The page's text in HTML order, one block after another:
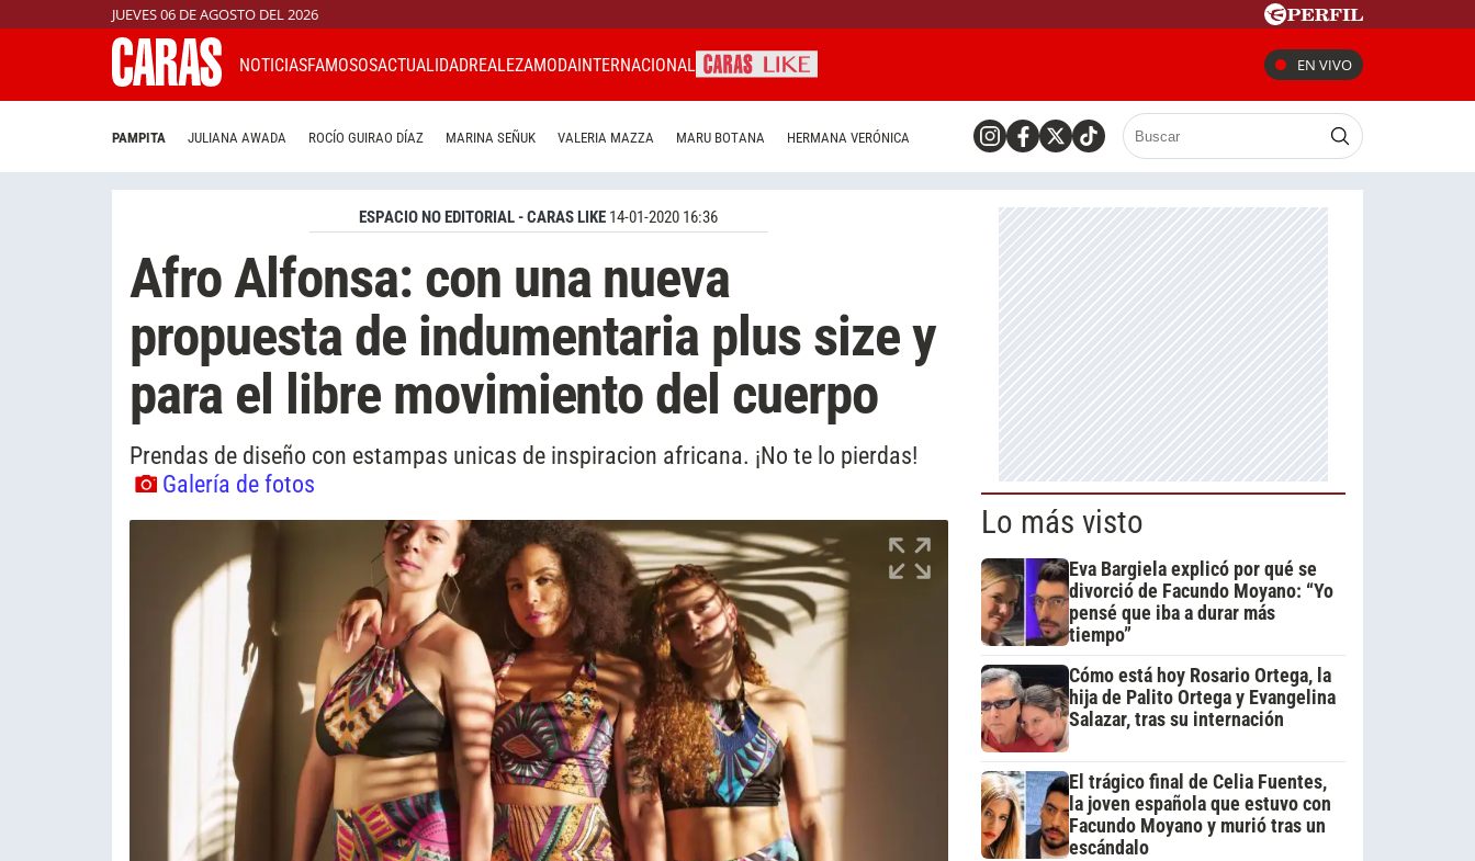
JUEVES 06 DE AGOSTO DEL 2026
NOTICIASFAMOSOSACTUALIDADREALEZAMODAINTERNACIONAL EN VIVO
PAMPITA JULIANA AWADA ROCÍO GUIRAO DÍAZ MARINA SEÑUK VALERIA MAZZA MARU BOTANA HERMANA VERÓNICA
ESPACIO NO EDITORIAL - CARAS LIKE 14-01-2020 16:36
Afro Alfonsa: con una nueva
propuesta de indumentaria plus size y
para el libre movimiento del cuerpo
Prendas de diseño con estampas unicas de inspiracion africana. ¡No te lo pierdas!
Galería de fotos
Lo más visto
Eva Bargiela explicó por qué se
divorció de Facundo Moyano: “Yo
pensé que iba a durar más
tiempo”
Cómo está hoy Rosario Ortega, la
hija de Palito Ortega y Evangelina
Salazar, tras su internación
El trágico final de Celia Fuentes,
la joven española que estuvo con
Facundo Moyano y murió tras un
escándalo